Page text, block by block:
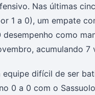
Nas últimas
1 a 0), um empate
como
acumulando
difícil de ser
0 a 0 com o